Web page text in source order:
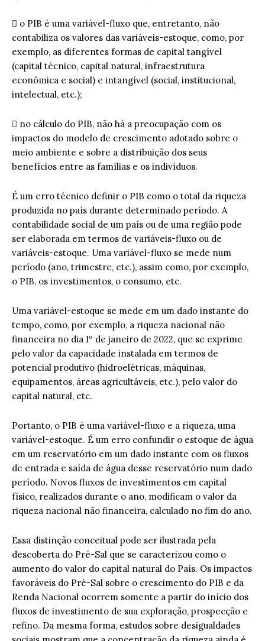
 o PIB é uma variável-fluxo que, entretanto, não
contabiliza os valores das variáveis-estoque, como, por
exemplo, as diferentes formas de capital tangível
(capital técnico, capital natural, infraestrutura
econômica e social) e intangível (social, institucional,
intelectual, etc.);
 no cálculo do PIB, não há a preocupação com os
impactos do modelo de crescimento adotado sobre o
meio ambiente e sobre a distribuição dos seus
benefícios entre as famílias e os indivíduos.
É um erro técnico definir o PIB como o total da riqueza
produzida no país durante determinado período. A
contabilidade social de um país ou de uma região pode
ser elaborada em termos de variáveis-fluxo ou de
variáveis-estoque. Uma variável-fluxo se mede num
período (ano, trimestre, etc.), assim como, por exemplo,
o PIB, os investimentos, o consumo, etc.
Uma variável-estoque se mede em um dado instante do
tempo, como, por exemplo, a riqueza nacional não
financeira no dia 1º de janeiro de 2022, que se exprime
pelo valor da capacidade instalada em termos de
potencial produtivo (hidroelétricas, máquinas,
equipamentos, áreas agricultáveis, etc.), pelo valor do
capital natural, etc.
Portanto, o PIB é uma variável-fluxo e a riqueza, uma
variável-estoque. É um erro confundir o estoque de água
em um reservatório em um dado instante com os fluxos
de entrada e saída de água desse reservatório num dado
período. Novos fluxos de investimentos em capital
físico, realizados durante o ano, modificam o valor da
riqueza nacional não financeira, calculado no fim do ano.
Essa distinção conceitual pode ser ilustrada pela
descoberta do Pré-Sal que se caracterizou como o
aumento do valor do capital natural do País. Os impactos
favoráveis do Pré-Sal sobre o crescimento do PIB e da
Renda Nacional ocorrem somente a partir do início dos
fluxos de investimento de sua exploração, prospecção e
refino. Da mesma forma, estudos sobre desigualdades